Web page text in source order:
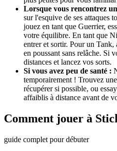
Lorsque vous rencontrez
sur l'esquive de ses attaques
jouez en tant que Guerrier,
votre équilibre. En tant que
entrer et sortir. Pour un Tank,
en poussant sans relâche. Si
distances et lancez vos sorts.
Si vous avez peu de santé :
temporairement ! Trouvez
récupérer si possible, ou
affaiblis à distance avant de
Comment jouer à
guide complet pour débuter